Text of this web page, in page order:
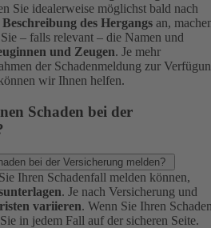
Sie idealerweise möglichst bald nach
Beschreibung des Hergangs an,
– falls relevant – die Namen und
und Zeugen. Je mehr
der Schadenmeldung zur
wir Ihnen helfen.
Schaden bei der
bei der Versicherung melden?
Ihren Schadenfall melden können,
. Je nach Versicherung und
variieren. Wenn Sie Ihren
in jedem Fall auf der sicheren Seite.